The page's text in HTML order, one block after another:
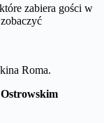
zabiera gości w
Roma.
Ostrowskim